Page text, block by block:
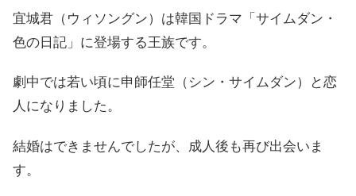
宜城君（ウィソングン）は韓国ドラマ「サイムダン・
色の日記」に登場する王族です。
劇中では若い頃に申師任堂（シン・サイムダン）と恋
人になりました。
結婚はできませんでしたが、成人後も再び出会いま
す。